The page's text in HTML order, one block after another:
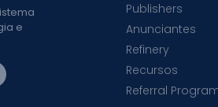
e
Publishers
Anunciantes
Refinery
Recursos
Referral